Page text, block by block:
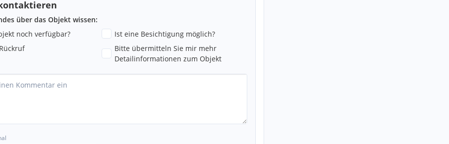
über das Objekt wissen:
noch verfügbar?
Ist eine Besichtigung möglich?
Bitte übermitteln Sie mir mehr
Detailinformationen zum Objekt